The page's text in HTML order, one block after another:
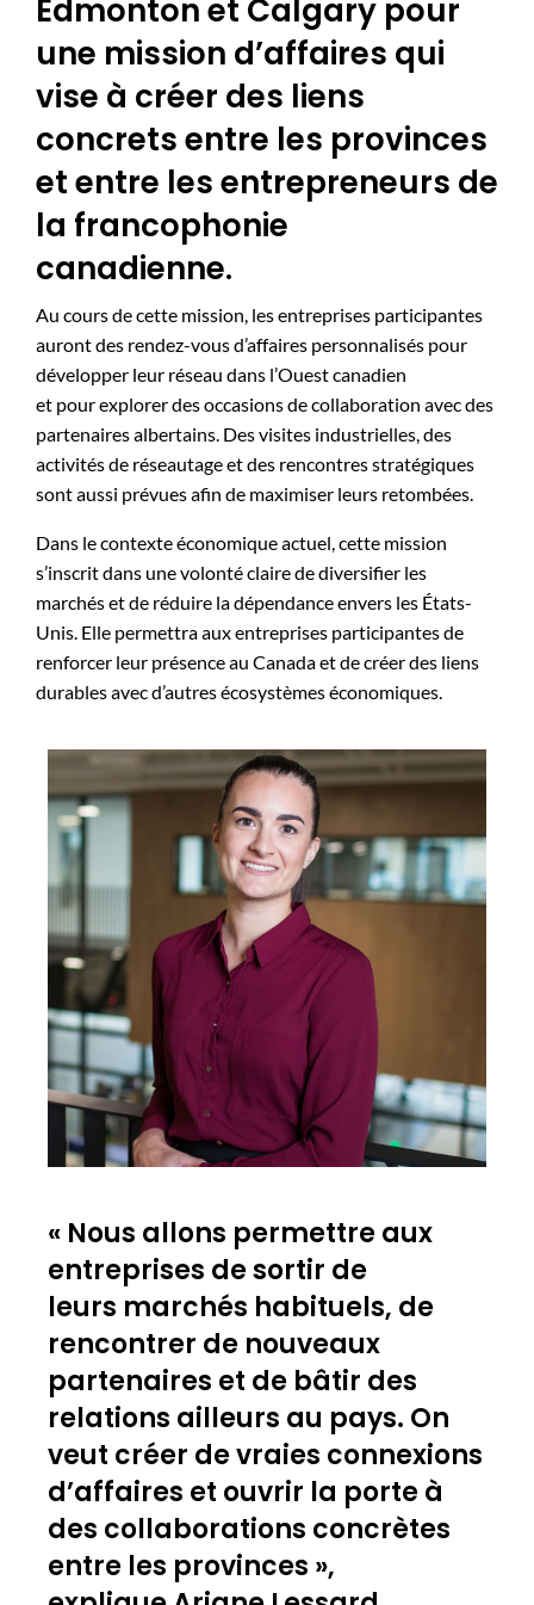
Edmonton et Calgary pour
une mission d’affaires qui
vise à créer des liens
concrets entre les provinces
et entre les entrepreneurs de
la francophonie
canadienne.
Au cours de cette mission, les entreprises participantes
auront des rendez-vous d’affaires personnalisés pour
développer leur réseau dans l’Ouest canadien
et pour explorer des occasions de collaboration avec des
partenaires albertains. Des visites industrielles, des
activités de réseautage et des rencontres stratégiques
sont aussi prévues afin de maximiser leurs retombées.
Dans le contexte économique actuel, cette mission
s’inscrit dans une volonté claire de diversifier les
marchés et de réduire la dépendance envers les États-
Unis. Elle permettra aux entreprises participantes de
renforcer leur présence au Canada et de créer des liens
durables avec d’autres écosystèmes économiques.
« Nous allons permettre aux
entreprises de sortir de
leurs marchés habituels, de
rencontrer de nouveaux
partenaires et de bâtir des
relations ailleurs au pays. On
veut créer de vraies connexions
d’affaires et ouvrir la porte à
des collaborations concrètes
entre les provinces »,